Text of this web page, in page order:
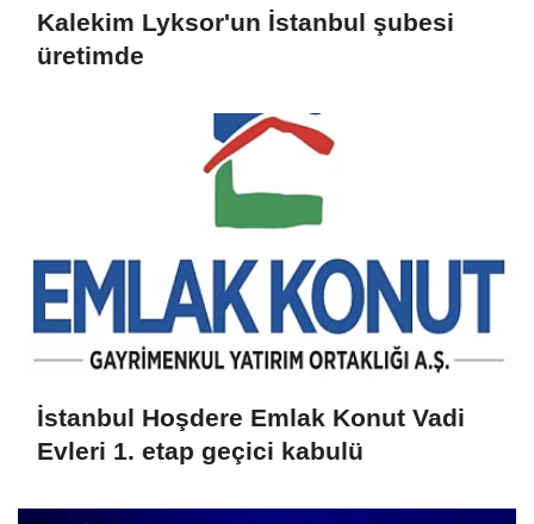
Kalekim Lyksor'un İstanbul şubesi
üretimde
İstanbul Hoşdere Emlak Konut Vadi
Evleri 1. etap geçici kabulü